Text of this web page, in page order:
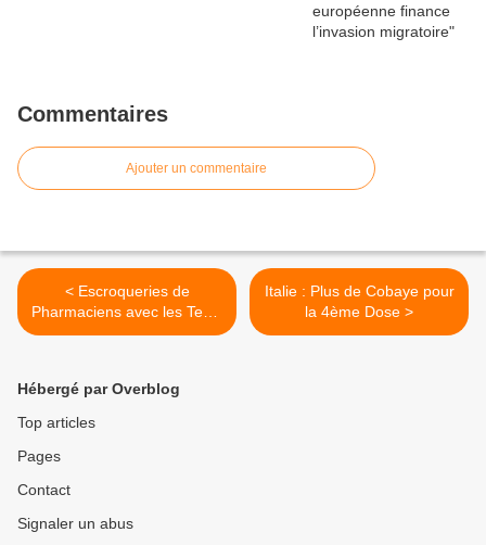
Commentaires
Ajouter un commentaire
< Escroqueries de
Pharmaciens avec les Tests
Antigéniques
Italie : Plus de Cobaye pour
la 4ème Dose >
Hébergé par Overblog
Top articles
Pages
Contact
Signaler un abus